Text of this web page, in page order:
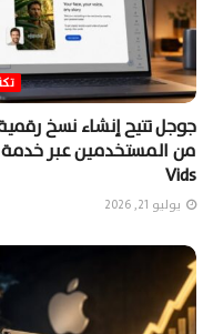
جوجل تتيح إنشاء نسخ
Vids
يوليو 21, 2026